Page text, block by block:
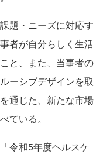
題・ニーズに対応す
者が自分らしく生活
と、また、当事者の
ーシブデザインを取
通じた、新たな市場
ている。
令和5年度ヘルスケ